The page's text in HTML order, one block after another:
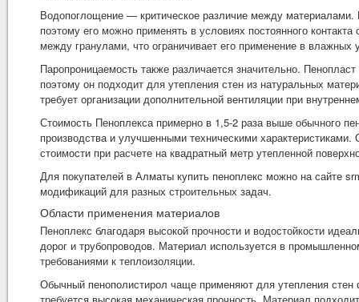
Водопоглощение — критическое различие между материалами.
поэтому его можно применять в условиях постоянного
между гранулами, что ограничивает его применение в влажных
Паропроницаемость также различается значительно.
поэтому он подходит для утепления стен из натуральных
требует организации дополнительной вентиляции при
Стоимость Пеноплекса примерно в 1,5-2 раза выше обычного
производства и улучшенными техническими
стоимости при расчете на квадратный метр утепленной
Для покупателей в Алматы купить пеноплекс можно на сайте
модификаций для разных строительных задач.
Области применения материалов
Пеноплекс благодаря высокой прочности и водостойкости
дорог и трубопроводов. Материал используется в
требованиями к теплоизоляции.
Обычный пенополистирол чаще применяют для утепления